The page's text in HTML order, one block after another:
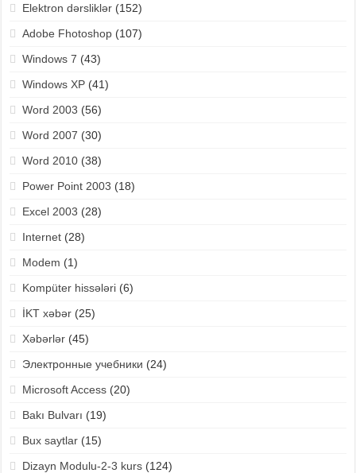
Elektron dərsliklər(152)
Adobe Fhotoshop(107)
Windows 7 (43)
Windows XP(41)
Word 2003 (56)
Word 2007 (30)
Word 2010(38)
Power Point 2003 (18)
Excel 2003 (28)
Internet(28)
Modem (1)
Kompüter hissələri(6)
İKT xəbər(25)
Xəbərlər(45)
Электронные учебники (24)
Microsoft Access(20)
Bakı Bulvarı (19)
Bux saytlar(15)
Dizayn Modulu-2-3 kurs(124)